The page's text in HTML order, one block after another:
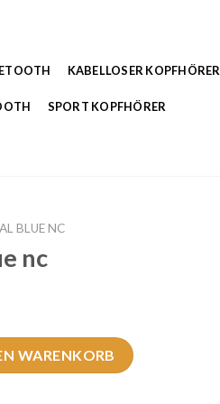
KABELLOSER KOPFHÖRER
SPORT KOPFHÖRER
BLUE NC
nc
WARENKORB